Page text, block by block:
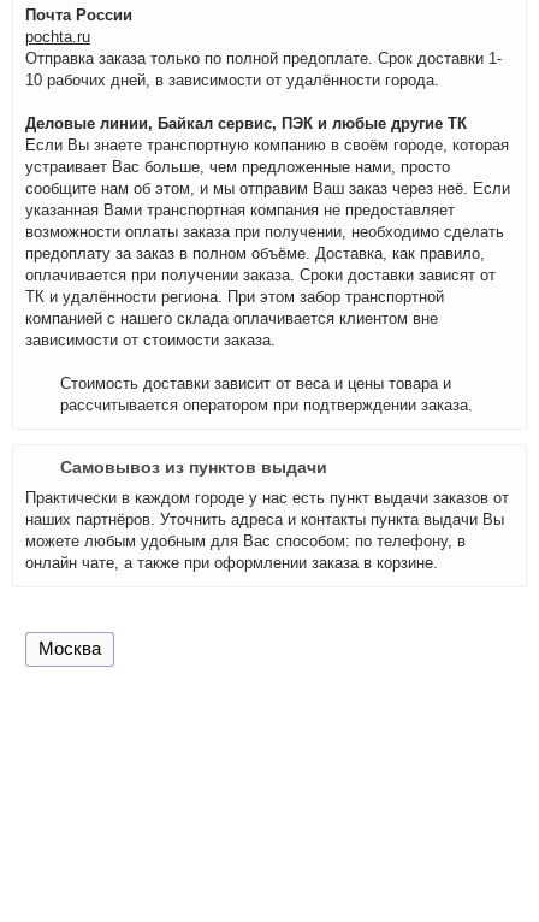
Почта России
pochta.ru
Отправка заказа только по полной предоплате. Срок доставки 1-
10 рабочих дней, в зависимости от удалённости города.
Деловые линии, Байкал сервис, ПЭК и любые другие ТК
Если Вы знаете транспортную компанию в своём городе, которая
устраивает Вас больше, чем предложенные нами, просто
сообщите нам об этом, и мы отправим Ваш заказ через неё. Если
указанная Вами транспортная компания не предоставляет
возможности оплаты заказа при получении, необходимо сделать
предоплату за заказ в полном объёме. Доставка, как правило,
оплачивается при получении заказа. Сроки доставки зависят от
ТК и удалённости региона. При этом забор транспортной
компанией с нашего склада оплачивается клиентом вне
зависимости от стоимости заказа.
Стоимость доставки зависит от веса и цены товара и
рассчитывается оператором при подтверждении заказа.
Самовывоз из пунктов выдачи
Практически в каждом городе у нас есть пункт выдачи заказов от
наших партнёров. Уточнить адреса и контакты пункта выдачи Вы
можете любым удобным для Вас способом: по телефону, в
онлайн чате, а также при оформлении заказа в корзине.
Москва